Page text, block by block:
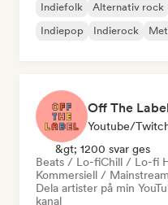
Indiefolk Alternativ rock
Indiepop
Indierock
Off The Label
Youtube/
&gt; 1200 svar ges
Beats / Lo-fiChill / Lo-fi
Kommersiell / Mainstream
Dela artister på min
kanal